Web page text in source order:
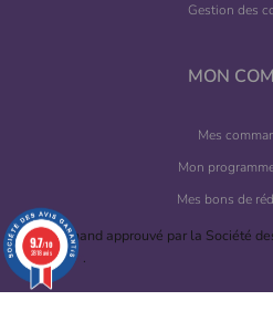
Gestion des
MON
Mes
Mon
Mes bons de
Marchand approuvé par la Société
vérifier .
9.7/10
2818 avis